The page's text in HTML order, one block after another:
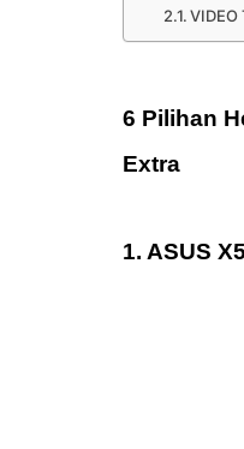
VIDEO
6 Pilihan
Extra
1. ASUS